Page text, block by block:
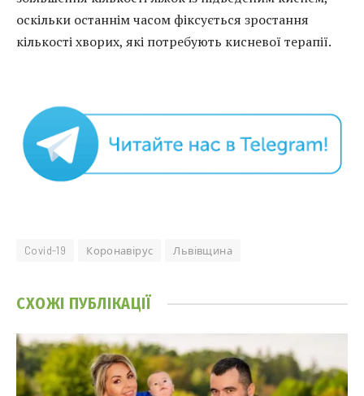
оскільки останнім часом фіксується зростання
кількості хворих, які потребують кисневої терапії.
Covid-19 Коронавірус Львівщина
СХОЖІ ПУБЛІКАЦІЇ